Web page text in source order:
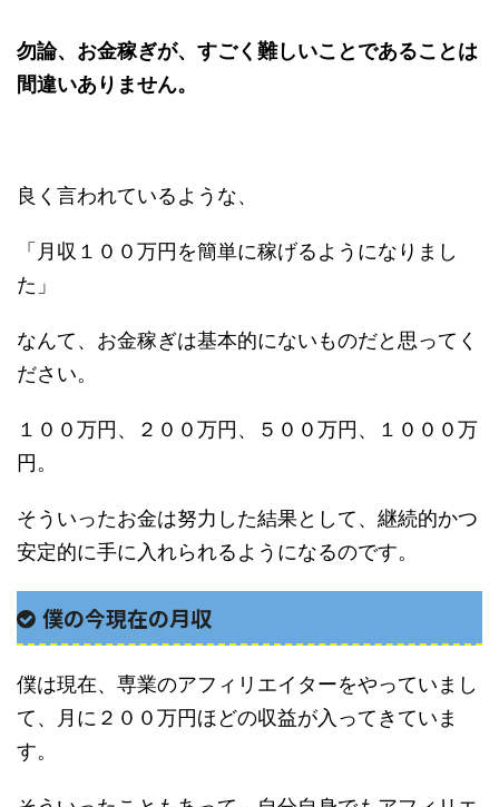
勿論、お金稼ぎが、すごく難しいことであることは
間違いありません。
良く言われているような、
「月収１００万円を簡単に稼げるようになりまし
た」
なんて、お金稼ぎは基本的にないものだと思ってく
ださい。
１００万円、２００万円、５００万円、１０００万
円。
そういったお金は努力した結果として、継続的かつ
安定的に手に入れられるようになるのです。
僕の今現在の月収
僕は現在、専業のアフィリエイターをやっていまし
て、月に２００万円ほどの収益が入ってきていま
す。